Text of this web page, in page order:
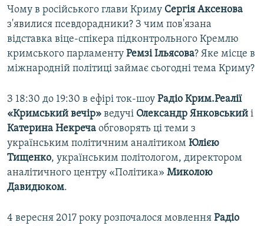
Усі сайти RFE/RL
Чому в російського глави Криму Сергія Аксенова
з'явилися псевдорадники? З чим пов'язана
відставка віце-спікера підконтрольного Кремлю
кримського парламенту Ремзі Ільясова? Яке місце в
міжнародній політиці займає сьогодні тема Криму?
З 18:30 до 19:30 в ефірі ток-шоу Радіо Крим.Реалії
«Кримський вечір» ведучі Олександр Янковський і
Катерина Некреча обговорять ці теми з
українським політичним аналітиком Юлією
Тищенко, українським політологом, директором
аналітичного центру «Політика» Миколою
Давидюком.
4 вересня 2017 року розпочалося мовлення Радіо